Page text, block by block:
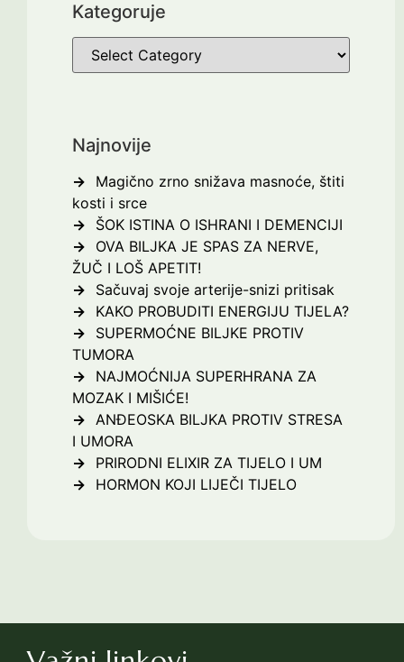
Kategoruje
Najnovije
Magično zrno snižava masnoće, štiti
kosti i srce
ŠOK ISTINA O ISHRANI I DEMENCIJI
OVA BILJKA JE SPAS ZA NERVE,
ŽUČ I LOŠ APETIT!
Sačuvaj svoje arterije-snizi pritisak
KAKO PROBUDITI ENERGIJU TIJELA?
SUPERMOĆNE BILJKE PROTIV
TUMORA
NAJMOĆNIJA SUPERHRANA ZA
MOZAK I MIŠIĆE!
ANĐEOSKA BILJKA PROTIV STRESA
I UMORA
PRIRODNI ELIXIR ZA TIJELO I UM
HORMON KOJI LIJEČI TIJELO